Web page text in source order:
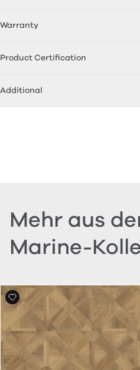
Warranty
Product Certification
Additional
Mehr aus
Marine-